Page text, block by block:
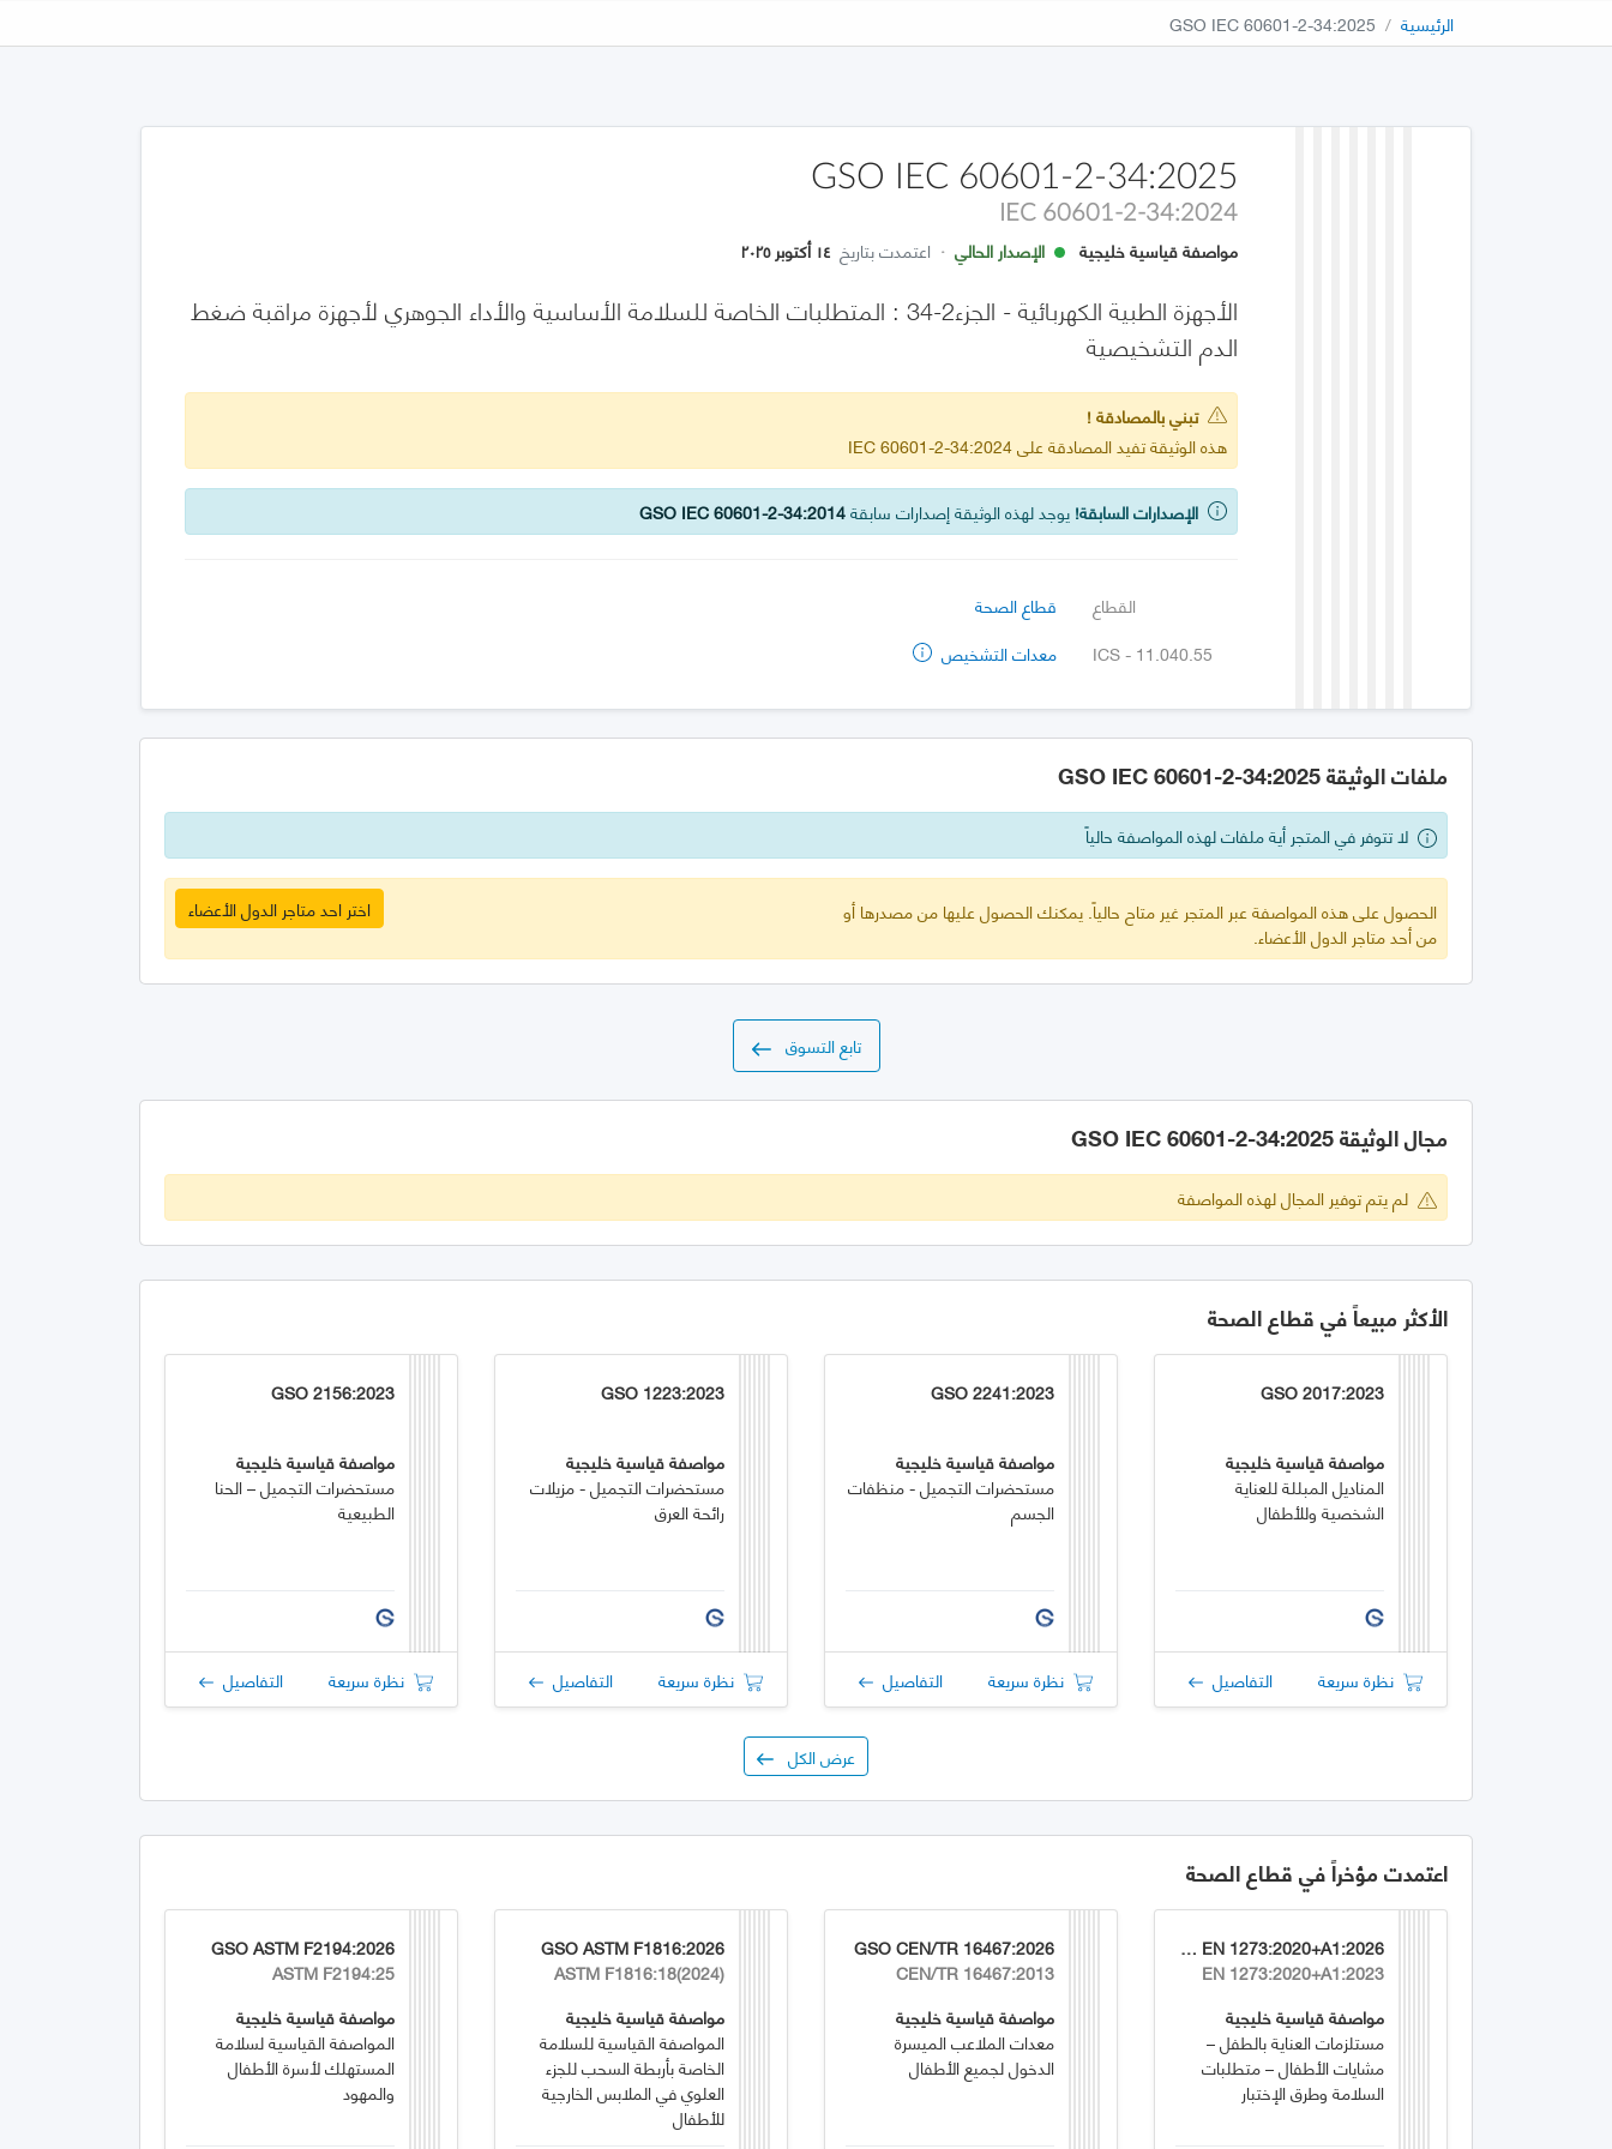
الرئيسية GSO IEC 60601-2-34:2025
GSO IEC 60601-2-34:2025
IEC 60601-2-34:2024
مواصفة قياسية خليجية الإصدار الحالي · اعتمدت بتاريخ ١٤ أكتوبر ٢٠٢٥
الأجهزة الطبية الكهربائية - الجزء2-34 : المتطلبات الخاصة للسلامة الأساسية والأداء الجوهري لأجهزة مراقبة ضغط
الدم التشخيصية
تبني بالمصادقة !
هذه الوثيقة تفيد المصادقة على IEC 60601-2-34:2024
الإصدارات السابقة! يوجد لهذه الوثيقة إصدارات سابقةGSO IEC 60601-2-34:2014
القطاع
قطاع الصحة
ICS - 11.040.55
معدات التشخيص
ملفات الوثيقة GSO IEC 60601-2-34:2025
لا تتوفر في المتجر أية ملفات لهذه المواصفة حالياً
الحصول على هذه المواصفة عبر المتجر غير متاح حالياً. يمكنك الحصول عليها من مصدرها أو
من أحد متاجر الدول الأعضاء.
اختر احد متاجر الدول الأعضاء
تابع التسوق
مجال الوثيقة GSO IEC 60601-2-34:2025
لم يتم توفير المجال لهذه المواصفة
الأكثر مبيعاً في قطاع الصحة
GSO 2017:2023
مواصفة قياسية خليجية
المناديل المبللة للعناية
الشخصية وللأطفال
نظرة سريعة التفاصيل
GSO 2241:2023
مواصفة قياسية خليجية
مستحضرات التجميل - منظفات
الجسم
نظرة سريعة التفاصيل
GSO 1223:2023
مواصفة قياسية خليجية
مستحضرات التجميل - مزيلات
رائحة العرق
نظرة سريعة التفاصيل
GSO 2156:2023
مواصفة قياسية خليجية
مستحضرات التجميل – الحنا
الطبيعية
نظرة سريعة التفاصيل
عرض الكل
اعتمدت مؤخراً في قطاع الصحة
GSO EN 1273:2020+A1:2026
EN 1273:2020+A1:2023
مواصفة قياسية خليجية
مستلزمات العناية بالطفل –
مشايات الأطفال – متطلبات
السلامة وطرق الإختبار
GSO CEN/TR 16467:2026
CEN/TR 16467:2013
مواصفة قياسية خليجية
معدات الملاعب الميسرة
الدخول لجميع الأطفال
GSO ASTM F1816:2026
ASTM F1816:18(2024)
مواصفة قياسية خليجية
المواصفة القياسية للسلامة
الخاصة بأربطة السحب للجزء
العلوي في الملابس الخارجية
للأطفال
GSO ASTM F2194:2026
ASTM F2194:25
مواصفة قياسية خليجية
المواصفة القياسية لسلامة
المستهلك لأسرة الأطفال
والمهود